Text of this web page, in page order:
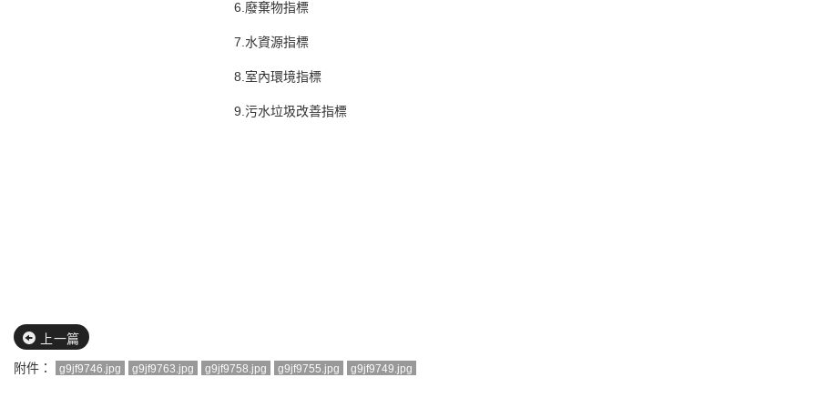
6.廢棄物指標
7.水資源指標
8.室內環境指標
9.污水垃圾改善指標
上一篇
附件：
g9jf9746.jpg g9jf9763.jpg g9jf9758.jpg g9jf9755.jpg g9jf9749.jpg